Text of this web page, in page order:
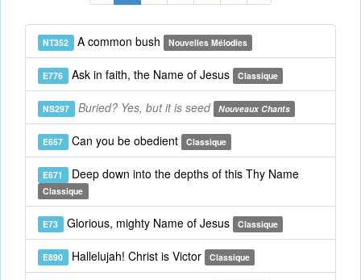
NT352 A common bush Nouvelles Mélodies
E776 Ask in faith, the Name of Jesus Classique
NS297 Buried? Yes, but it is seed Nouveaux Chants
E657 Can you be obedient Classique
E671 Deep down into the depths of this Thy Name
Classique
E73 Glorious, mighty Name of Jesus Classique
E890 Hallelujah! Christ is Victor Classique